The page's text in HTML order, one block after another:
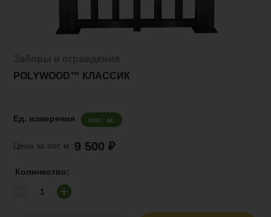
POLYWOOD™ КЛАССИК
Ед. измерения пог. м.
Цена за пог. м.:9 500 ₽
Количество: